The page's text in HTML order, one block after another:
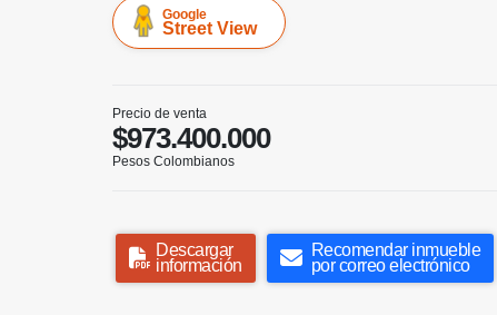
Google
Street View
Precio de venta
$973.400.000
Pesos Colombianos
Descargar
información
Recomendar inmueble
por correo electrónico